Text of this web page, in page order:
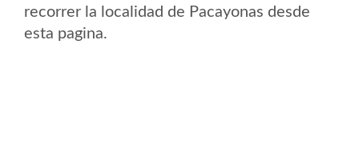
recorrer la localidad de Pacayonas desde
esta pagina.